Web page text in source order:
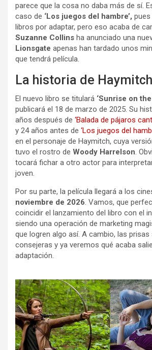
parece que la cosa no daba más de sí.
caso de ‘Los juegos del hambre’,
libros por adaptar, pero eso acaba de
Suzanne Collins ha anunciado una
Lionsgate apenas han tardado unos
que tendrá película.
La historia de Haymitch
El nuevo libro se titulará ‘Sunrise on
publicará el 18 de marzo de 2025. Su
años después de ‘Balada de pájaros
y 24 años antes de ‘Los juegos del
en el personaje de Haymitch, cuya
tuvo el rostro de Woody Harrelson.
tocará fichar a otro actor para
joven.
Por su parte, la película llegará a los
noviembre de 2026. Vamos, que
coincidir el lanzamiento del libro con el
siendo una operación de marketing
que logren algo así. A cambio, las
consejeras y ya veremos qué acaba
adaptación.